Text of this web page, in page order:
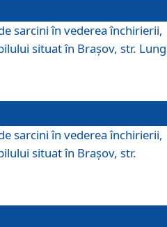
sarcini în vederea închirierii,
situat în Braşov, str.
sarcini în vederea închirierii,
situat în Braşov, str.